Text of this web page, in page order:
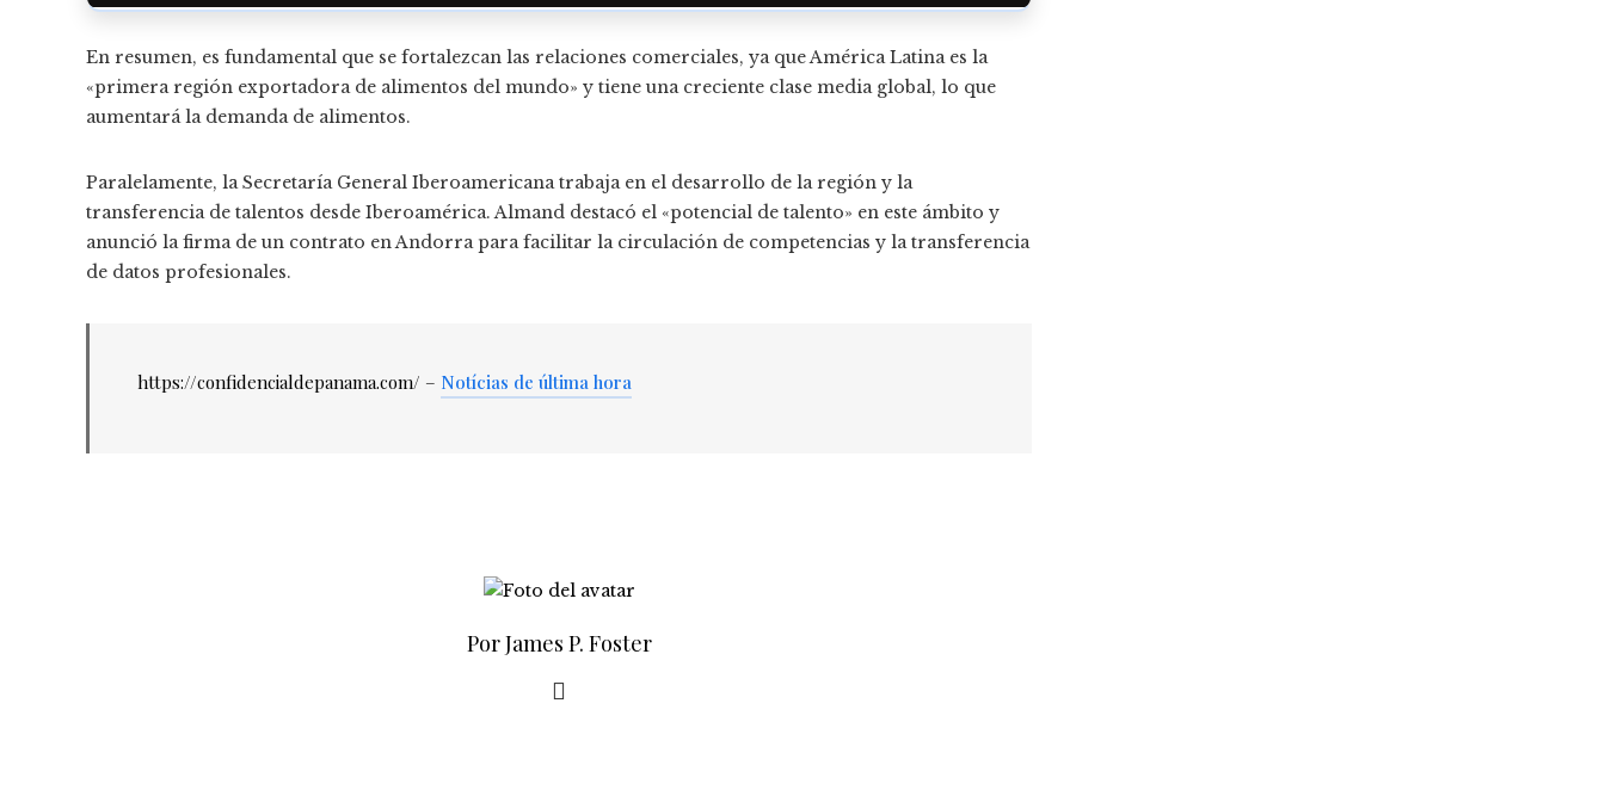
En resumen, es fundamental que se fortalezcan las relaciones comerciales, ya que América Latina es la
«primera región exportadora de alimentos del mundo» y tiene una creciente clase media global, lo que
aumentará la demanda de alimentos.
Paralelamente, la Secretaría General Iberoamericana trabaja en el desarrollo de la región y la
transferencia de talentos desde Iberoamérica. Almand destacó el «potencial de talento» en este ámbito y
anunció la firma de un contrato en Andorra para facilitar la circulación de competencias y la transferencia
de datos profesionales.
https://confidencialdepanama.com/ – Notícias de última hora
Por James P. Foster